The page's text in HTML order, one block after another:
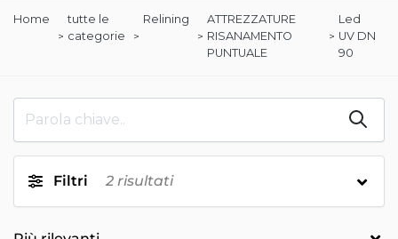
Home
tutte le
categorie
Relining
ATTREZZATURE
RISANAMENTO
PUNTUALE
Led
UV DN
90
Filtri 2 risultati